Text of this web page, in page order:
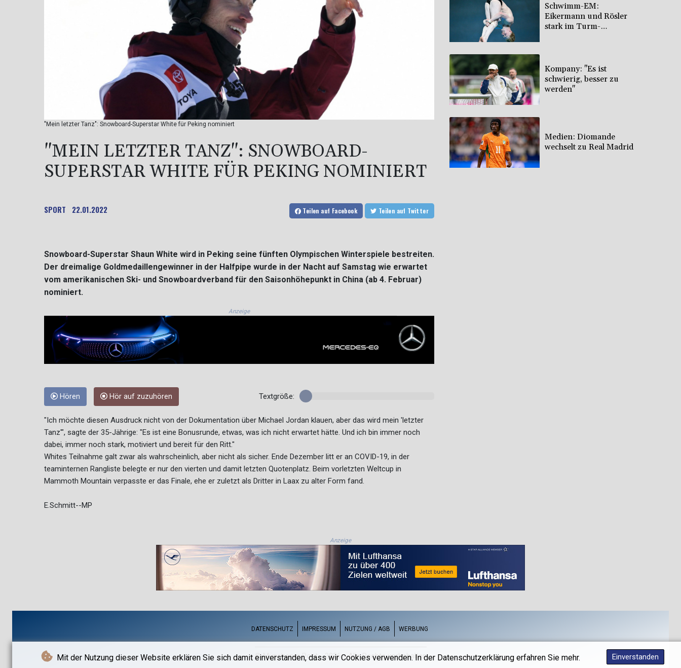
Mit der Nutzung dieser Website erklären Sie sich damit einverstanden, dass wir Cookies verwenden. In der Datenschutzerklärung erfahren Sie mehr. Einverstanden
"Mein letzter Tanz": Snowboard-Superstar White für Peking nominiert
"MEIN LETZTER TANZ": SNOWBOARD-
SUPERSTAR WHITE FÜR PEKING NOMINIERT
SPORT 22.01.2022 Teilen auf Facebook Teilen auf Twitter
Snowboard-Superstar Shaun White wird in Peking seine fünften Olympischen Winterspiele bestreiten.
Der dreimalige Goldmedaillengewinner in der Halfpipe wurde in der Nacht auf Samstag wie erwartet
vom amerikanischen Ski- und Snowboardverband für den Saisonhöhepunkt in China (ab 4. Februar)
nominiert.
Anzeige
Hören Hör auf zuzuhören Textgröße:
"Ich möchte diesen Ausdruck nicht von der Dokumentation über Michael Jordan klauen, aber das wird mein 'letzter
Tanz'", sagte der 35-Jährige: "Es ist eine Bonusrunde, etwas, was ich nicht erwartet hätte. Und ich bin immer noch
dabei, immer noch stark, motiviert und bereit für den Ritt."
Whites Teilnahme galt zwar als wahrscheinlich, aber nicht als sicher. Ende Dezember litt er an COVID-19, in der
teaminternen Rangliste belegte er nur den vierten und damit letzten Quotenplatz. Beim vorletzten Weltcup in
Mammoth Mountain verpasste er das Finale, ehe er zuletzt als Dritter in Laax zu alter Form fand.
E.Schmitt--MP
Schwimm-EM:
Eikermann und Rösler
stark im Turm-
Kompany: "Es ist
schwierig, besser zu
werden"
Medien: Diomande
wechselt zu Real Madrid
Anzeige
DATENSCHUTZ IMPRESSUM NUTZUNG / AGB WERBUNG
© Münchener Post - 2026 - Alle Rechte vorbehalten